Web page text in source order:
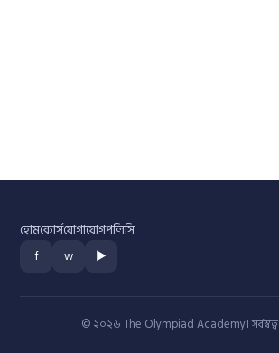
হোমকোর্সযোগাযোগপলিসি
f w ▶
© ২০২৬ The Olympiad Academy। সর্বস্বত্ব